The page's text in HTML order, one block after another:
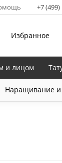
+7
Избранное
Наращивание и
и лицом